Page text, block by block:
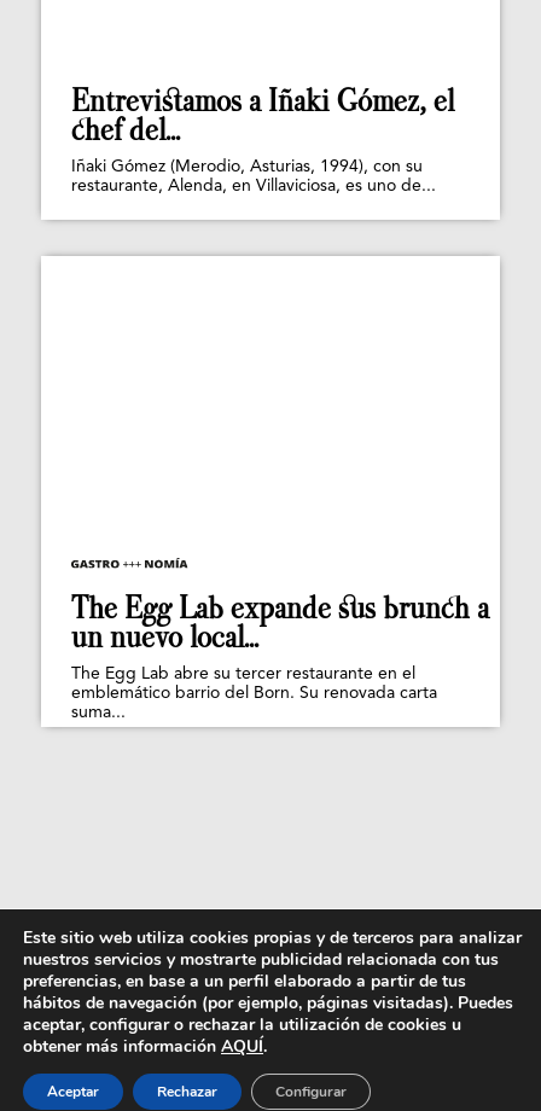
Entrevistamos a Iñaki Gómez, el
chef del...
Iñaki Gómez (Merodio, Asturias, 1994), con su
restaurante, Alenda, en Villaviciosa, es uno de...
The Egg Lab expande sus brunch a
un nuevo local...
The Egg Lab abre su tercer restaurante en el
emblemático barrio del Born. Su renovada carta
suma...
Este sitio web utiliza cookies propias y de terceros para analizar
nuestros servicios y mostrarte publicidad relacionada con tus
preferencias, en base a un perfil elaborado a partir de tus
hábitos de navegación (por ejemplo, páginas visitadas). Puedes
aceptar, configurar o rechazar la utilización de cookies u
obtener más información AQUÍ.
Aceptar Rechazar Configurar